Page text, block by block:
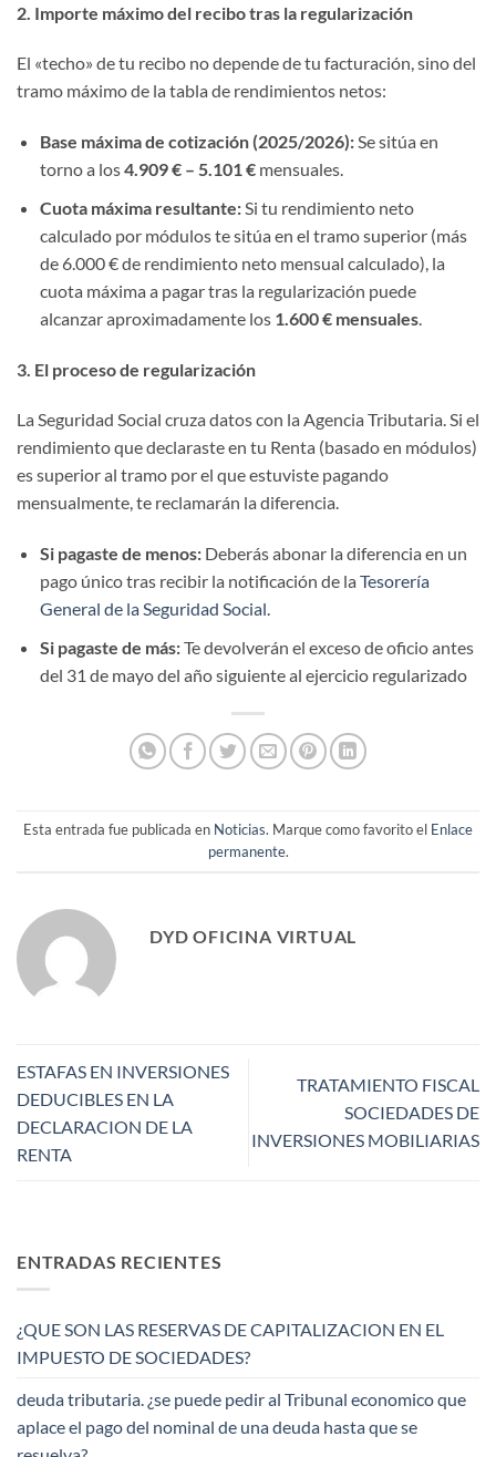
2. Importe máximo del recibo tras la regularización
El «techo» de tu recibo no depende de tu facturación, sino del
tramo máximo de la tabla de rendimientos netos:
Base máxima de cotización (2025/2026):Se sitúa en
torno a los4.909 € – 5.101 €mensuales.
Cuota máxima resultante:Si tu rendimiento neto
calculado por módulos te sitúa en el tramo superior (más
de 6.000 € de rendimiento neto mensual calculado), la
cuota máxima a pagar tras la regularización puede
alcanzar aproximadamente los 1.600 € mensuales.
3. El proceso de regularización
La Seguridad Social cruza datos con la Agencia Tributaria. Si el
rendimiento que declaraste en tu Renta (basado en módulos)
es superior al tramo por el que estuviste pagando
mensualmente, te reclamarán la diferencia.
Si pagaste de menos:Deberás abonar la diferencia en un
pago único tras recibir la notificación de la Tesorería
General de la Seguridad Social.
Si pagaste de más:Te devolverán el exceso de oficio antes
del 31 de mayo del año siguiente al ejercicio regularizado
Esta entrada fue publicada en Noticias. Marque como favorito el Enlace
permanente.
DYD OFICINA VIRTUAL
ESTAFAS EN INVERSIONES
DEDUCIBLES EN LA
DECLARACION DE LA
RENTA
TRATAMIENTO FISCAL
SOCIEDADES DE
INVERSIONES MOBILIARIAS
ENTRADAS RECIENTES
¿QUE SON LAS RESERVAS DE CAPITALIZACION EN EL
IMPUESTO DE SOCIEDADES?
deuda tributaria. ¿se puede pedir al Tribunal economico que
aplace el pago del nominal de una deuda hasta que se